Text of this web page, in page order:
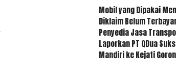
Mobil yang Dipakai
Diklaim Belum
Penyedia Jasa
Laporkan PT QDua
Mandiri ke Kejati